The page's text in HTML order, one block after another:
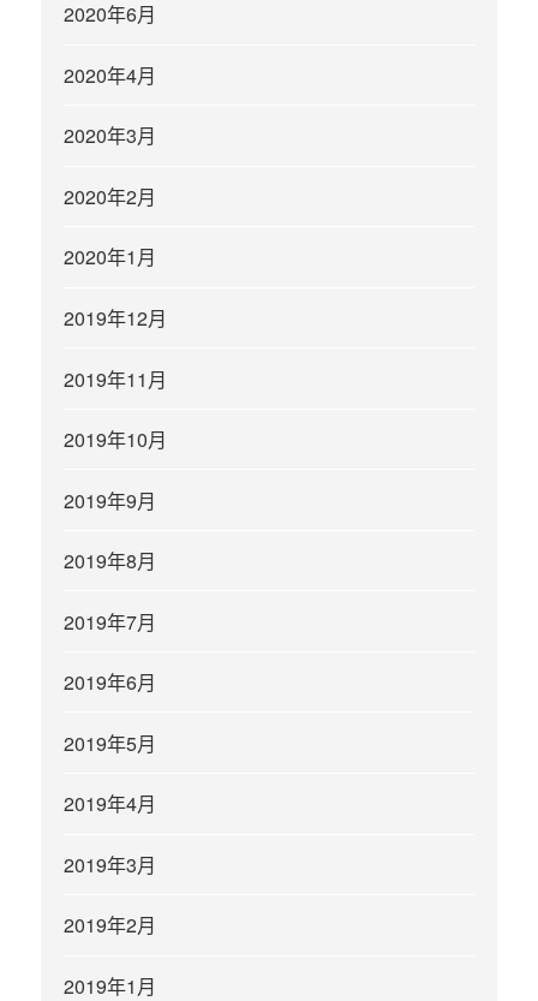
2020年6月
2020年4月
2020年3月
2020年2月
2020年1月
2019年12月
2019年11月
2019年10月
2019年9月
2019年8月
2019年7月
2019年6月
2019年5月
2019年4月
2019年3月
2019年2月
2019年1月